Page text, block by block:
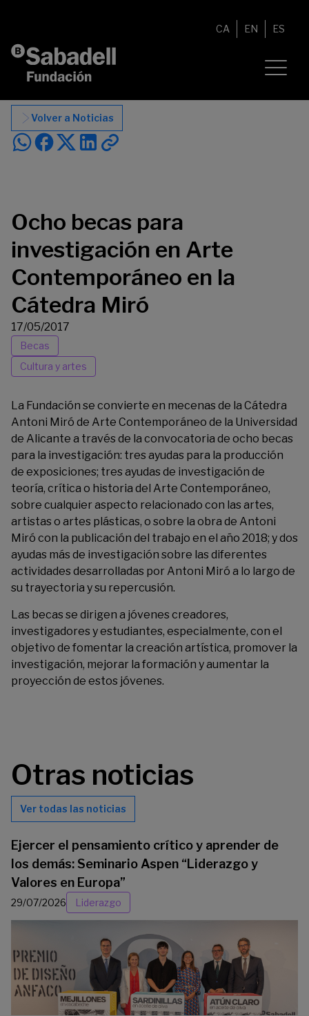
CA EN ES
Volver a Noticias
Ocho becas para
investigación en Arte
Contemporáneo en la
Cátedra Miró
17/05/2017
Becas
Cultura y artes
La Fundación se convierte en mecenas de la Cátedra
Antoni Miró de Arte Contemporáneo de la Universidad
de Alicante a través de la convocatoria de ocho becas
para la investigación: tres ayudas para la producción
de exposiciones; tres ayudas de investigación de
teoría, crítica o historia del Arte Contemporáneo,
sobre cualquier aspecto relacionado con las artes,
artistas o artes plásticas, o sobre la obra de Antoni
Miró con la publicación del trabajo en el año 2018; y dos
ayudas más de investigación sobre las diferentes
actividades desarrolladas por Antoni Miró a lo largo de
su trayectoria y su repercusión.
Las becas se dirigen a jóvenes creadores,
investigadores y estudiantes, especialmente, con el
objetivo de fomentar la creación artística, promover la
investigación, mejorar la formación y aumentar la
proyección de estos jóvenes.
Otras noticias
Ver todas las noticias
Ejercer el pensamiento crítico y aprender de
los demás: Seminario Aspen “Liderazgo y
Valores en Europa”
29/07/2026 Liderazgo